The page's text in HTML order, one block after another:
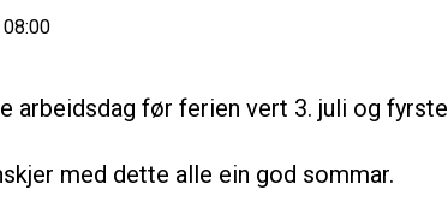
arbeidsdag før ferien vert 3. juli og
med dette alle ein god sommar.